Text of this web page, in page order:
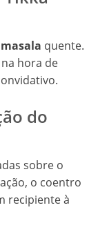
quente.
hora de
do
sobre o
o coentro
recipiente à